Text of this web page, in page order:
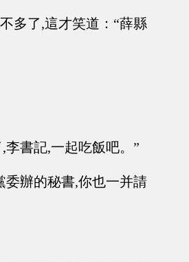
多了,這才笑道：“薛縣
書記,一起吃飯吧。”
委辦的秘書,你也一并請